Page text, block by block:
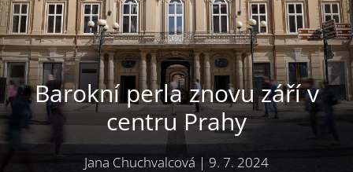
Barokní perla znovu září v
centru Prahy
Jana Chuchvalcová | 9. 7. 2024